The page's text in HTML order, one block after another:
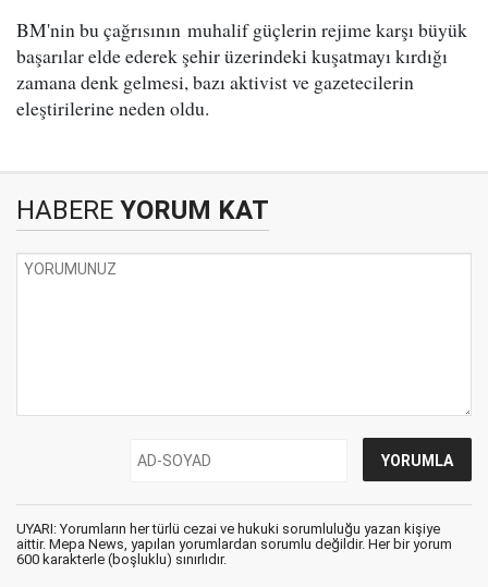
BM'nin bu çağrısının muhalif güçlerin rejime karşı büyük
başarılar elde ederek şehir üzerindeki kuşatmayı kırdığı
zamana denk gelmesi, bazı aktivist ve gazetecilerin
eleştirilerine neden oldu.
HABERE YORUM KAT
UYARI: Yorumların her türlü cezai ve hukuki sorumluluğu yazan kişiye
aittir. Mepa News, yapılan yorumlardan sorumlu değildir. Her bir yorum
600 karakterle (boşluklu) sınırlıdır.